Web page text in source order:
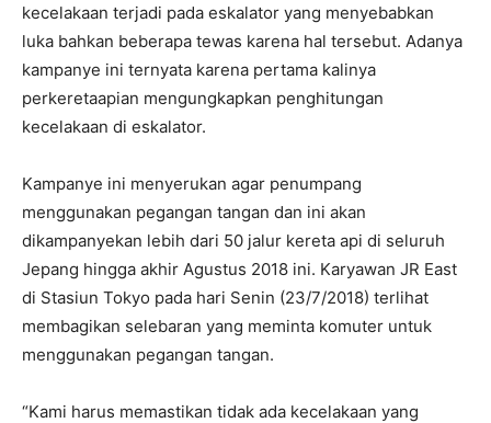
kecelakaan terjadi pada eskalator yang menyebabkan
luka bahkan beberapa tewas karena hal tersebut. Adanya
kampanye ini ternyata karena pertama kalinya
perkeretaapian mengungkapkan penghitungan
kecelakaan di eskalator.
Kampanye ini menyerukan agar penumpang
menggunakan pegangan tangan dan ini akan
dikampanyekan lebih dari 50 jalur kereta api di seluruh
Jepang hingga akhir Agustus 2018 ini. Karyawan JR East
di Stasiun Tokyo pada hari Senin (23/7/2018) terlihat
membagikan selebaran yang meminta komuter untuk
menggunakan pegangan tangan.
“Kami harus memastikan tidak ada kecelakaan yang